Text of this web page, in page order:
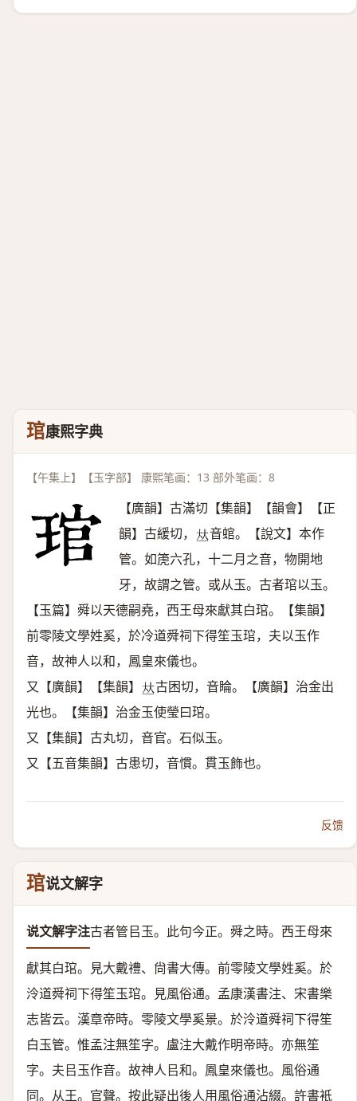
琯康熙字典
【午集上】【玉字部】 康熙笔画：13 部外笔画：8
【廣韻】古滿切【集韻】【韻會】【正
韻】古緩切， 𠀤音䗆。【說文】本作
管。如箎六孔，十二月之音，物開地
牙，故謂之管。或从玉。古者琯以玉。
【玉篇】舜以天德嗣堯，西王母來獻其白琯。【集韻】
前零陵文學姓奚，於冷道舜祠下得笙玉琯，夫以玉作
音，故神人以和，鳳皇來儀也。
又【廣韻】【集韻】 𠀤古困切，音睔。【廣韻】治金出
光也。【集韻】治金玉使瑩曰琯。
又【集韻】古丸切，音官。石似玉。
又【五音集韻】古患切，音慣。貫玉飾也。
反馈
琯说文解字
说文解字注古者管㠯玉。 此句今正。 舜之時。西王母來
獻其白琯。 見大戴禮、尙書大傳。 前零陵文學姓奚。於
泠道舜祠下得笙玉琯。 見風俗通。孟康漢書注、宋書樂
志皆云。漢章帝時。零陵文學奚景。於泠道舜祠下得笙
白玉管。惟孟注無笙字。盧注大戴作明帝時。亦無笙
字。 夫㠯玉作音。故神人㠯和。鳳皇來儀也。 風俗通
同。 从王。官聲。 按此疑出後人用風俗通沾綴。許書衹